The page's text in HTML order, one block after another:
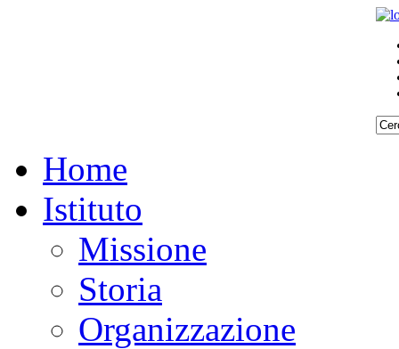
Home
Istituto
Missione
Storia
Organizzazione